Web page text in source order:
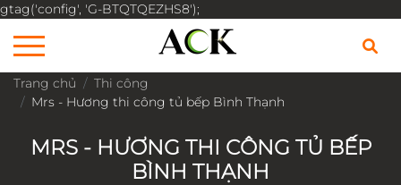
gtag('config', 'G-BTQTQEZHS8');
Trang chủ
Thi công
Mrs - Hương thi công tủ bếp Bình Thạnh
MRS - HƯƠNG THI CÔNG TỦ BẾP
BÌNH THẠNH